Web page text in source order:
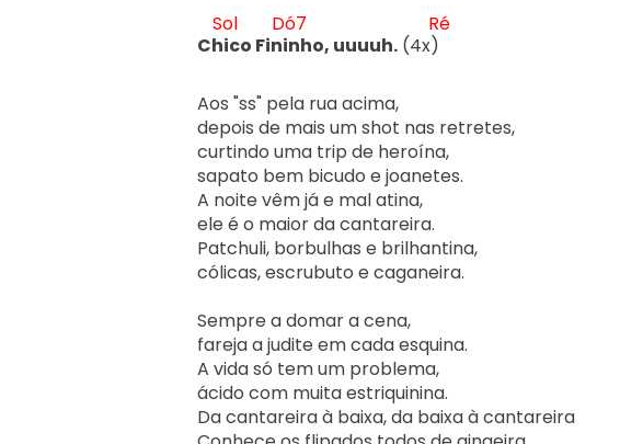
Ch
Sol
ico Fin
Dó7
inho, uuuuh. (4x)
Ré
Aos "ss" pela rua acima,
depois de mais um shot nas retretes,
curtindo uma trip de heroína,
sapato bem bicudo e joanetes.
A noite vêm já e mal atina,
ele é o maior da cantareira.
Patchuli, borbulhas e brilhantina,
cólicas, escrubuto e caganeira.
Sempre a domar a cena,
fareja a judite em cada esquina.
A vida só tem um problema,
ácido com muita estriquinina.
Da cantareira à baixa, da baixa à cantareira